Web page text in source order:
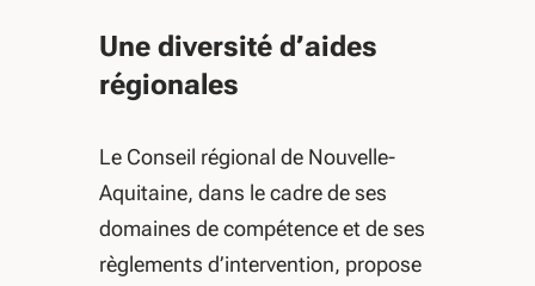
Une diversité d’aides
régionales
Le Conseil régional de Nouvelle-
Aquitaine, dans le cadre de ses
domaines de compétence et de ses
règlements d’intervention, propose